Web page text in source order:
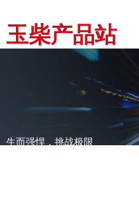
玉柴产品站
产品与解决方案
卡车动力
工程机械动力
船舶动力
工业动力
发电系统
智能装备
产品3D展厅
全球服务支持
全球服务网络
服务理念
服务故事
全球服务网络
海外服务网络
服务理念
服务理念与服务承诺
我们的公司
研发实力
公告
生而强悍，挑战极限